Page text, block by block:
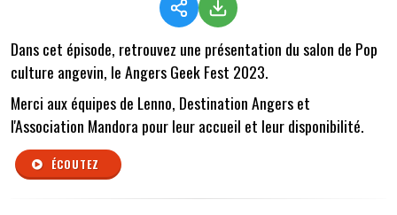
Dans cet épisode, retrouvez une présentation du salon de Pop
culture angevin, le Angers Geek Fest 2023.
Merci aux équipes de Lenno, Destination Angers et
l'Association Mandora pour leur accueil et leur disponibilité.
ÉCOUTEZ